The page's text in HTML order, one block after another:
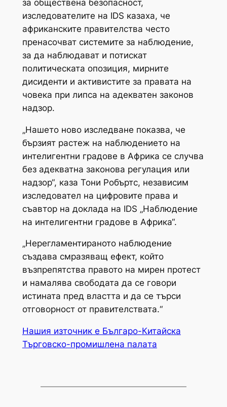
за обществена безопасност,
изследователите на IDS казаха, че
африканските правителства често
пренасочват системите за наблюдение,
за да наблюдават и потискат
политическата опозиция, мирните
дисиденти и активистите за правата на
човека при липса на адекватен законов
надзор.
„Нашето ново изследване показва, че
бързият растеж на наблюдението на
интелигентни градове в Африка се случва
без адекватна законова регулация или
надзор“, каза Тони Робъртс, независим
изследовател на цифровите права и
съавтор на доклада на IDS „Наблюдение
на интелигентни градове в Африка“.
„Нерегламентираното наблюдение
създава смразяващ ефект, който
възпрепятства правото на мирен протест
и намалява свободата да се говори
истината пред властта и да се търси
отговорност от правителствата.“
Нашия източник е Българо-Китайска
Търговско-промишлена палaта